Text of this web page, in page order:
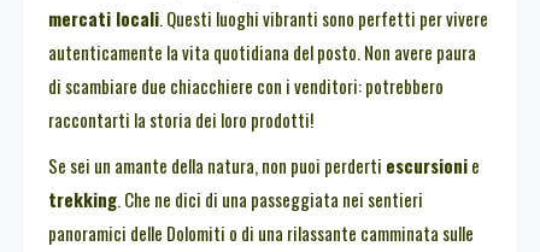
mercati locali. Questi luoghi vibranti sono perfetti per vivere
autenticamente la vita quotidiana del posto. Non avere paura
di scambiare due chiacchiere con i venditori: potrebbero
raccontarti la storia dei loro prodotti!
Se sei un amante della natura, non puoi perderti escursionie
trekking. Che ne dici di una passeggiata nei sentieri
panoramici delle Dolomiti o di una rilassante camminata sulle